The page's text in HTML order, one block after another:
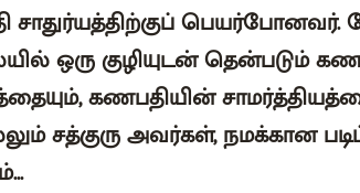
சாதுர்யத்திற்குப்
ஒரு குழியுடன் தென்படும்
கணபதியின்
சத்குரு அவர்கள், நமக்கான